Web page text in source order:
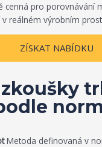
cenná pro porovnávání
reálném výrobním
ZÍSKAT NABÍDKU
Metoda definovaná v